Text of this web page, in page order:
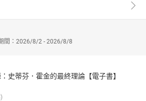
間：2026/8/2 - 2026/8/8
史蒂芬．霍金的最終理論【電子書】